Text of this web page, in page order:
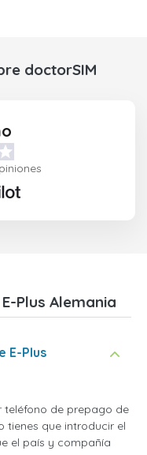
doctorSIM
Plus Alemania
E-Plus
teléfono de prepago de
tienes que introducir el
el país y compañía